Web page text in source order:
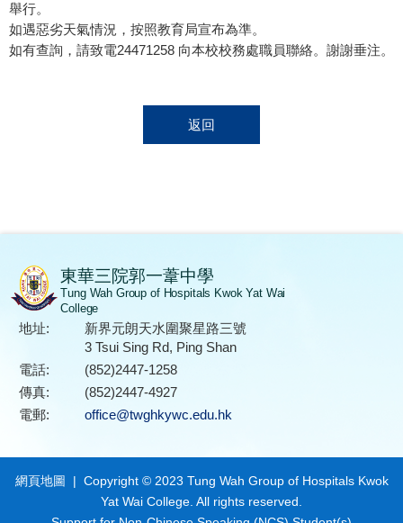
舉行。
如遇惡劣天氣情況，按照教育局宣布為準。
如有查詢，請致電24471258 向本校校務處職員聯絡。謝謝垂注。
返回
東華三院郭一葦中學
Tung Wah Group of Hospitals Kwok Yat Wai
College
地址:
新界元朗天水圍聚星路三號
3 Tsui Sing Rd, Ping Shan
電話:
(852)2447-1258
傳真:
(852)2447-4927
電郵:
office@twghkywc.edu.hk
網頁地圖 | Copyright © 2023 Tung Wah Group of Hospitals Kwok
Yat Wai College. All rights reserved.